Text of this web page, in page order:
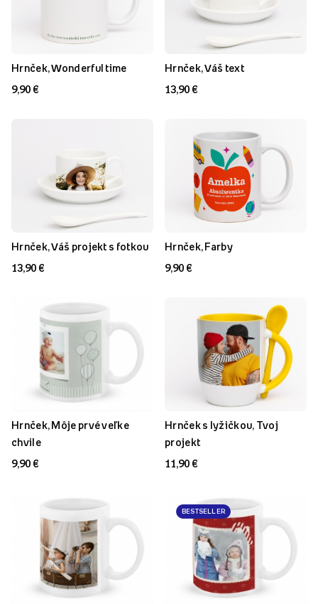
Hrnček, Wonderful time
9,90 €
Hrnček, Váš text
13,90 €
Hrnček, Váš projekt s fotkou
13,90 €
Hrnček, Farby
9,90 €
Hrnček, Môje prvé veľke
chvile
9,90 €
Hrnček s lyžičkou, Tvoj
projekt
11,90 €
BESTSELLER